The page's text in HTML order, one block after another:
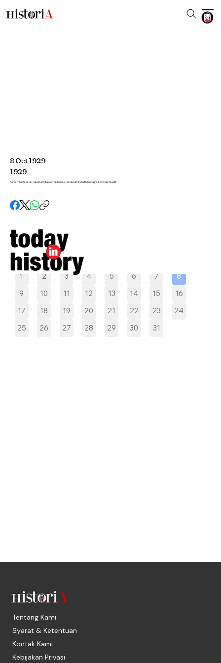
Pilih tanggal
1 2 3 4 5 6 7
8
9
10 11 12 13 14 15
16
17
18 19 20 21 22 23
24
25
26 27 28 29 30 31
8 Oct1929
1929
Peresmian Stasiun Jakarta Kota oleh Gubernur Jenderal Hindia Belanda jhr.A.C.D de Graeff.
Tentang Kami
Syarat & Ketentuan
Kontak Kami
Kebijakan Privasi